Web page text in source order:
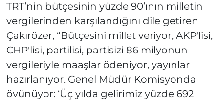
TRT’nin bütçesinin yüzde 90’ının milletin
vergilerinden karşılandığını dile getiren
Çakırözer, “Bütçesini millet veriyor, AKP'lisi,
CHP'lisi, partilisi, partisizi 86 milyonun
vergileriyle maaşlar ödeniyor, yayınlar
hazırlanıyor. Genel Müdür Komisyonda
övünüyor: ‘Üç yılda gelirimiz yüzde 692